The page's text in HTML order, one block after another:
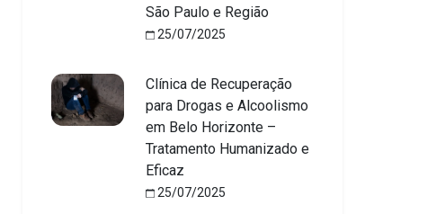
São Paulo e Região
25/07/2025
Clínica de Recuperação
para Drogas e Alcoolismo
em Belo Horizonte –
Tratamento Humanizado e
Eficaz
25/07/2025